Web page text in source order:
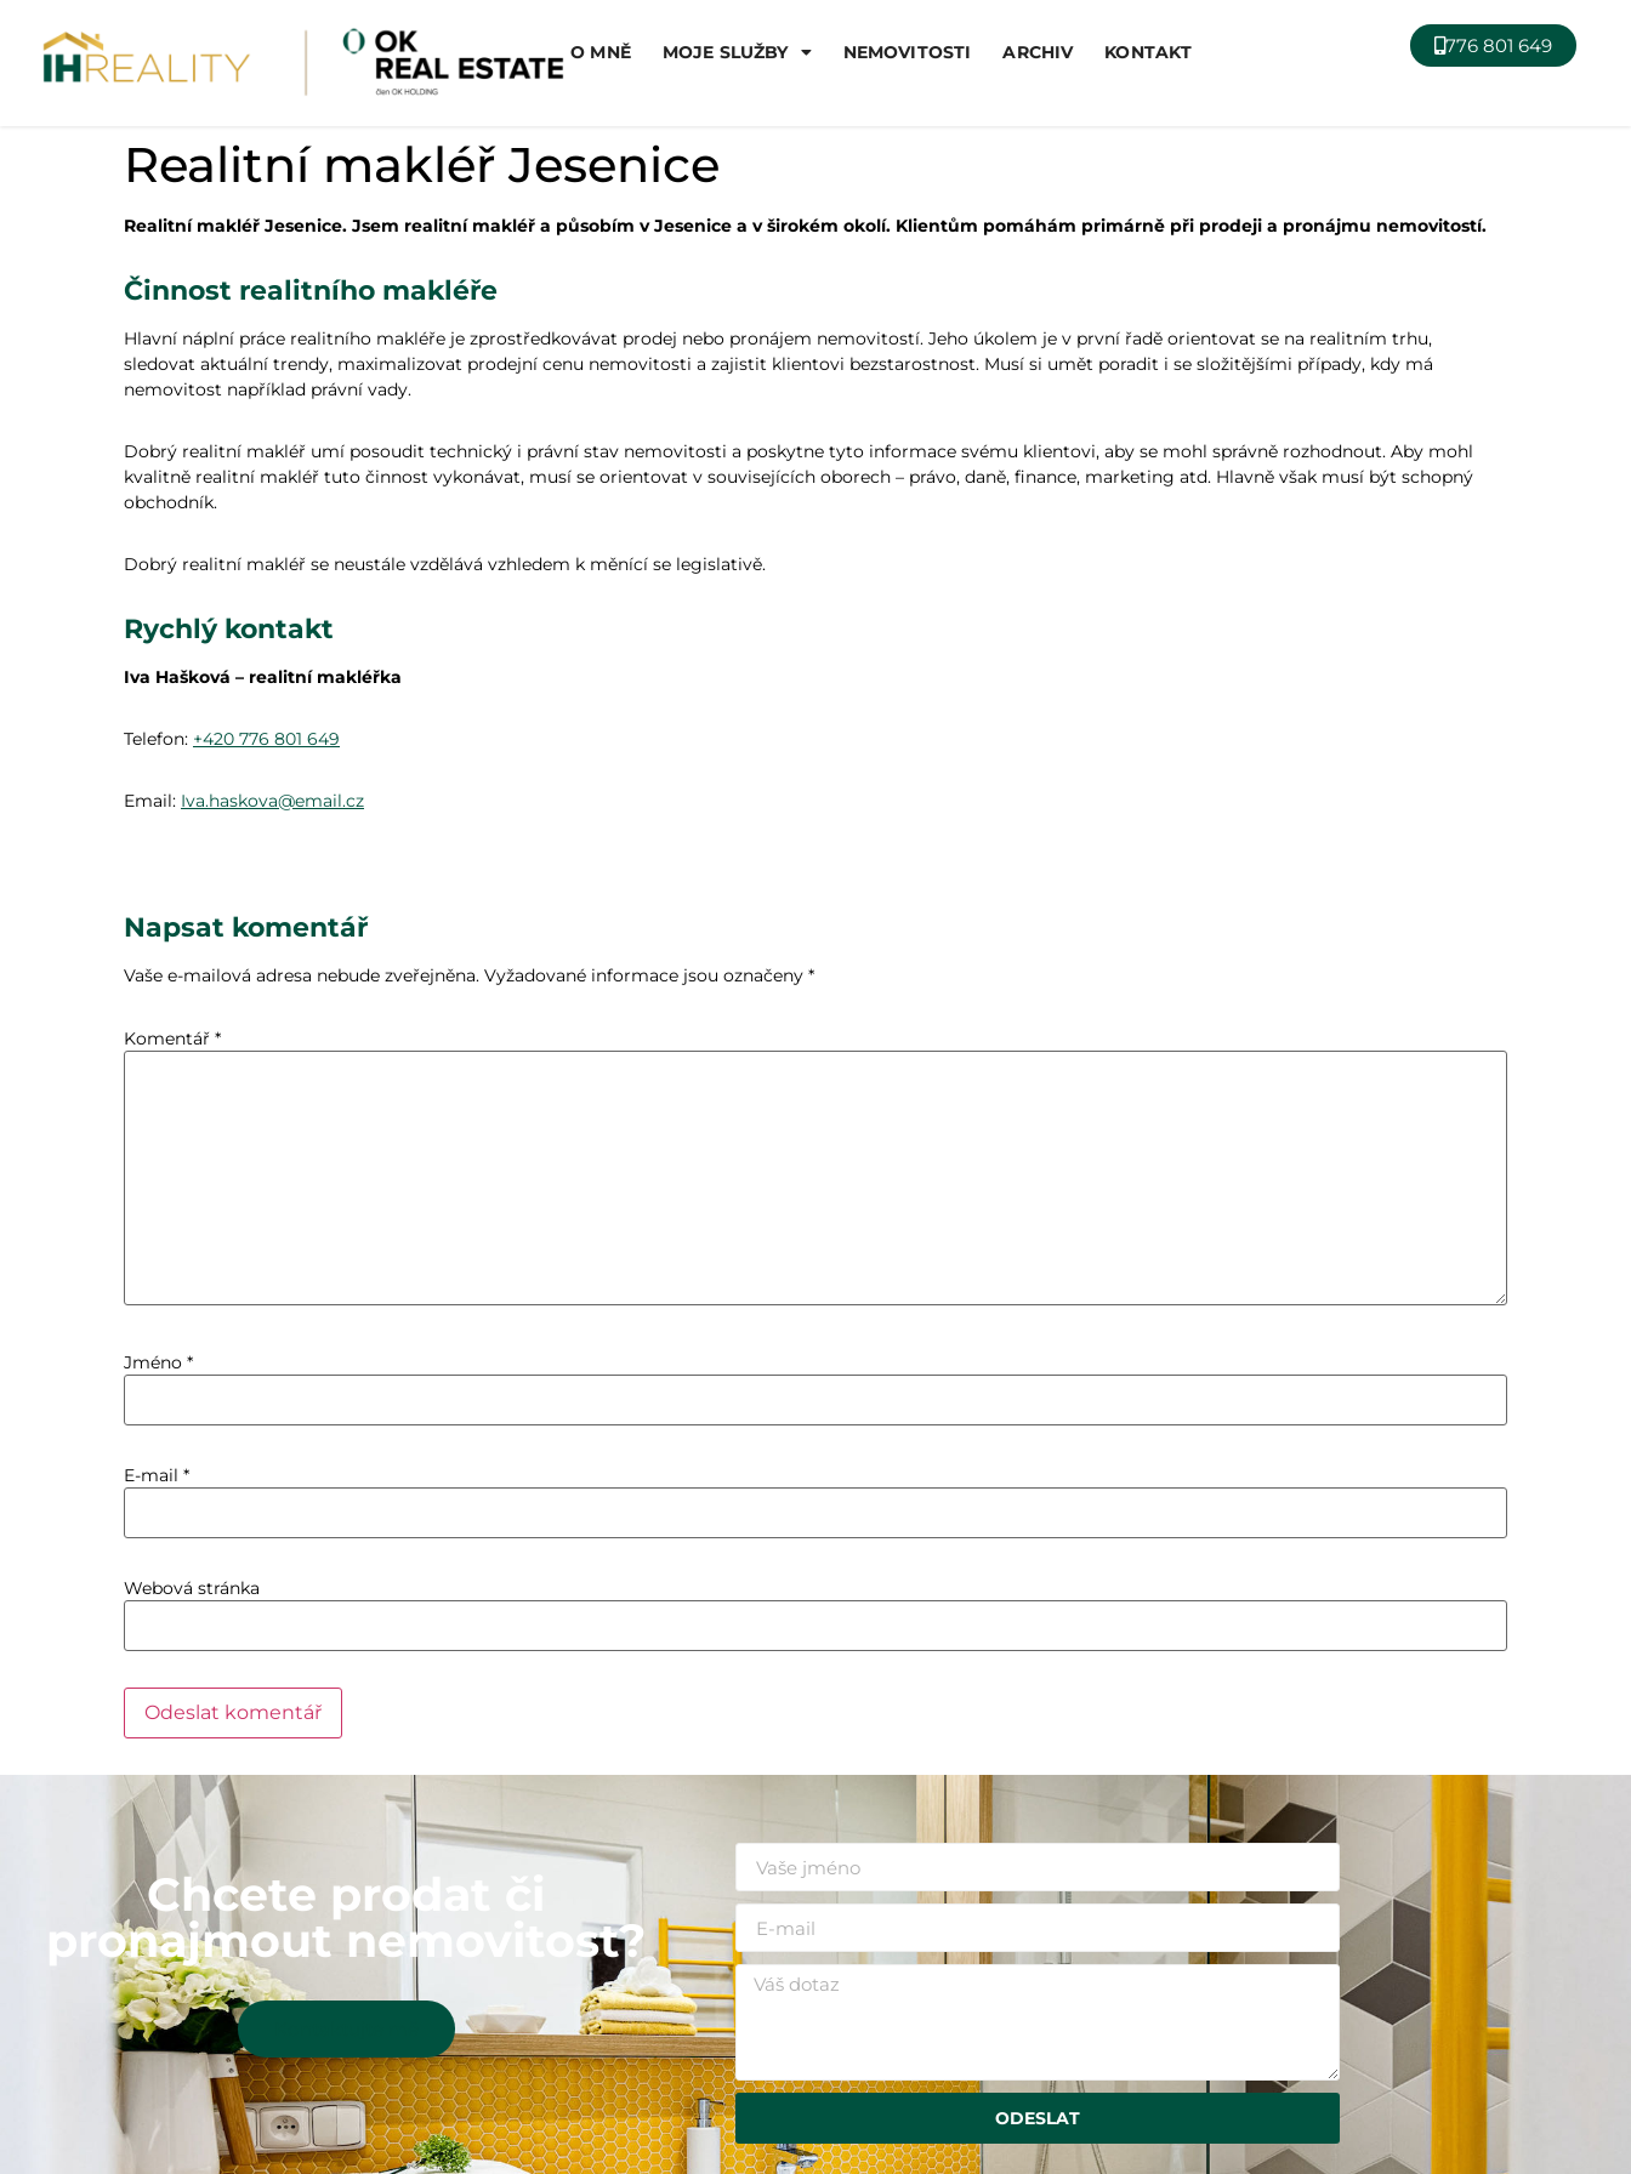
O MNĚ MOJE SLUŽBY NEMOVITOSTI ARCHIV KONTAKT 776 801 649
Realitní makléř Jesenice
Realitní makléř Jesenice. Jsem realitní makléř a působím v Jesenice a v širokém okolí. Klientům pomáhám primárně při prodeji a pronájmu nemovitostí.
Činnost realitního makléře
Hlavní náplní práce realitního makléře je zprostředkovávat prodej nebo pronájem nemovitostí. Jeho úkolem je v první řadě orientovat se na realitním trhu,
sledovat aktuální trendy, maximalizovat prodejní cenu nemovitosti a zajistit klientovi bezstarostnost. Musí si umět poradit i se složitějšími případy, kdy má
nemovitost například právní vady.
Dobrý realitní makléř umí posoudit technický i právní stav nemovitosti a poskytne tyto informace svému klientovi, aby se mohl správně rozhodnout. Aby mohl
kvalitně realitní makléř tuto činnost vykonávat, musí se orientovat v souvisejících oborech – právo, daně, finance, marketing atd. Hlavně však musí být schopný
obchodník.
Dobrý realitní makléř se neustále vzdělává vzhledem k měnící se legislativě.
Rychlý kontakt
Iva Hašková – realitní makléřka
Telefon: +420 776 801 649
Email: Iva.haskova@email.cz
Napsat komentář
Vaše e-mailová adresa nebude zveřejněna. Vyžadované informace jsou označeny *
Komentář *
Jméno *
E-mail *
Webová stránka
Chcete prodat či
pronajmout nemovitost?
ODESLAT